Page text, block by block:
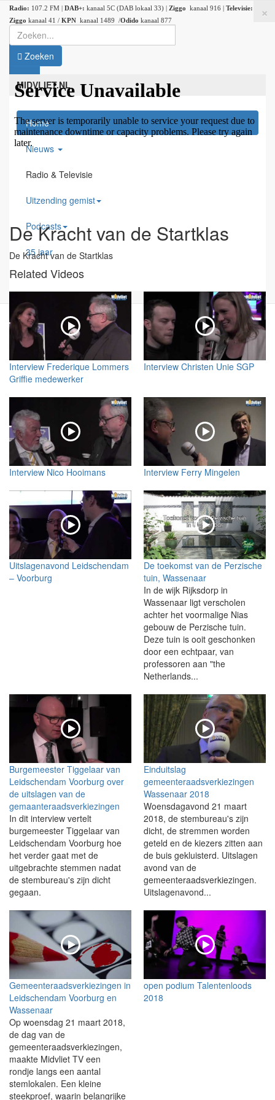
Radio: 107.2 FM | DAB+: kanaal 5C (DAB lokaal 33) | Ziggo kanaal 916 | Televisie:
Ziggo kanaal 41 / KPN kanaal 1489 /Odido kanaal 877
MIDVLIET.NL
×
Home
Nieuws
Radio & Televisie
Uitzending gemist
Podcasts
35 jaar
Zoeken
De Kracht van de Startklas
De Kracht van de Startklas
Related Videos
Interview Frederique Lommers
Griffie medewerker
Interview Christen Unie SGP
Interview Nico Hooimans Interview Ferry Mingelen
Uitslagenavond Leidschendam
– Voorburg
De toekomst van de Perzische
tuin, Wassenaar
In de wijk Rijksdorp in
Wassenaar ligt verscholen
achter het voormalige Nias
gebouw de Perzische tuin.
Deze tuin is ooit geschonken
door een echtpaar, van
professoren aan "the
Netherlands...
Burgemeester Tiggelaar van
Leidschendam Voorburg over
de uitslagen van de
gemaanteraadsverkiezingen
In dit interview vertelt
burgemeester Tiggelaar van
Leidschendam Voorburg hoe
het verder gaat met de
uitgebrachte stemmen nadat
de stembureau's zijn dicht
gegaan.
Einduitslag
gemeenteraadsverkiezingen
Wassenaar 2018
Woensdagavond 21 maart
2018, de stembureau's zijn
dicht, de stremmen worden
geteld en de kiezers zitten aan
de buis gekluisterd. Uitslagen
avond van de
gemeenteraadsverkiezingen.
Uitslagenavond...
Gemeenteraadsverkiezingen in
Leidschendam Voorburg en
Wassenaar
Op woensdag 21 maart 2018,
de dag van de
gemeenteraadsverkiezingen,
maakte Midvliet TV een
rondje langs een aantal
stemlokalen. Een kleine
steekproef, waarin belangrijke
open podium Talentenloods
2018